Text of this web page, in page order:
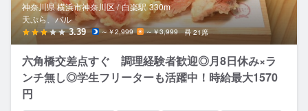
神奈川県 横浜市神奈川区 / 白楽駅 330m
天ぷら、バル
3.39 ～￥2,999 ～￥3,999 21席
六角橋交差点すぐ 調理経験者歓迎◎月8日休み×ラ
ンチ無し◎学生フリーターも活躍中！時給最大1570
円